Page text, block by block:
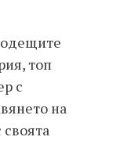
топ
с
на
своята